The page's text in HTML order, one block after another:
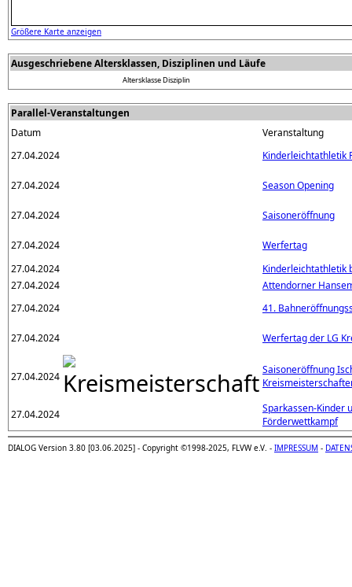
Größere Karte anzeigen
Ausgeschriebene Altersklassen, Disziplinen und Läufe
AltersklasseDisziplin
Parallel-Veranstaltungen
Datum
Veranstaltung
27.04.2024
Kinderleichtathletik
27.04.2024 Season Opening
27.04.2024 Saisoneröffnung
27.04.2024
Werfertag
27.04.2024
Kinderleichtathletik
27.04.2024
Attendorner
27.04.2024
41.
27.04.2024 Werfertag der LG
27.04.2024
Saisoneröffnung
27.04.2024
Sparkassen-Kinder
Förderwettkampf
DIALOG Version 3.80 [03.06.2025] - Copyright ©1998-2025, FLVW e.V. - IMPRESSUM -